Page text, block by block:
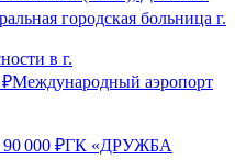
городская больница г.
в г.
₽Международный аэропорт
90 000 ₽ГК «ДРУЖБА